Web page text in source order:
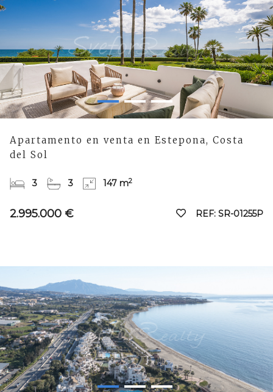
Apartamento en venta en Estepona, Costa
del Sol
3 3 147 m2
2.995.000 € REF: SR-01255P